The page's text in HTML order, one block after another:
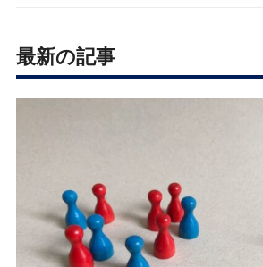
最新の記事